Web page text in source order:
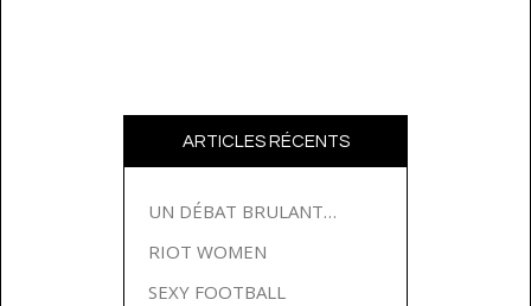
ARTICLES RÉCENTS
UN DÉBAT BRULANT…
RIOT WOMEN
SEXY FOOTBALL